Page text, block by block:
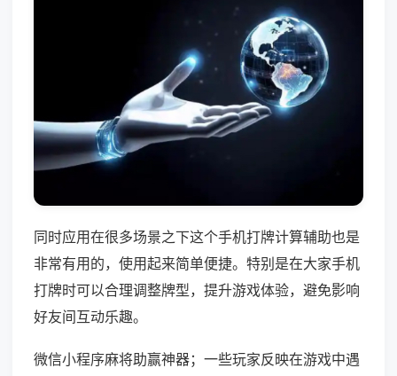
同时应用在很多场景之下这个手机打牌计算辅助也是
非常有用的，使用起来简单便捷。特别是在大家手机
打牌时可以合理调整牌型，提升游戏体验，避免影响
好友间互动乐趣。
微信小程序麻将助赢神器；一些玩家反映在游戏中遇